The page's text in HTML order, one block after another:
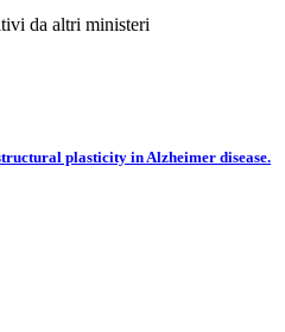
da altri ministeri
plasticity in Alzheimer disease.